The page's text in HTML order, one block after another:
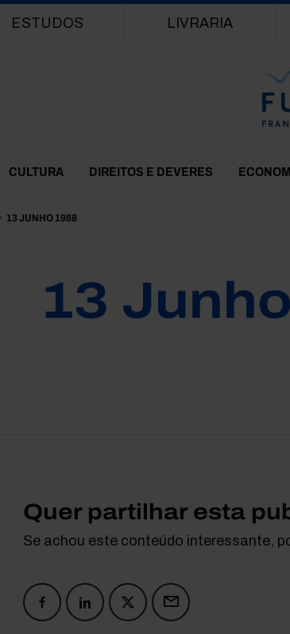
ESTUDOS LIVRARIA
CULTURA DIREITOS E DEVERES
13 JUNHO 1988
13
Quer partilhar esta
Se achou este conteúdo interessante,